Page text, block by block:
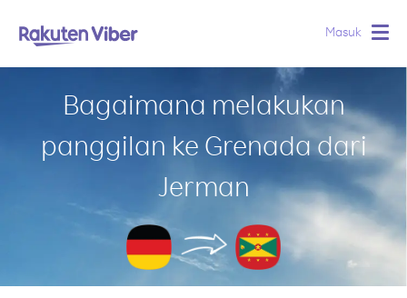
Masuk
Bagaimana melakukan
panggilan ke Grenada dari
Jerman